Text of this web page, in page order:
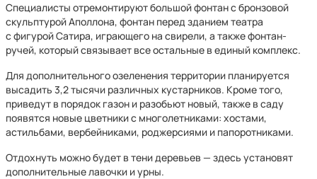
Специалисты отремонтируют большой фонтан с бронзовой
скульптурой Аполлона, фонтан перед зданием театра
с фигурой Сатира, играющего на свирели, а также фонтан-
ручей, который связывает все остальные в единый комплекс.
Для дополнительного озеленения территории планируется
высадить 3,2 тысячи различных кустарников. Кроме того,
приведут в порядок газон и разобьют новый, также в саду
появятся новые цветники с многолетниками: хостами,
астильбами, вербейниками, роджерсиями и папоротниками.
Отдохнуть можно будет в тени деревьев — здесь установят
дополнительные лавочки и урны.